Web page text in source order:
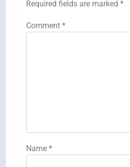
Required fields are marked *
Comment *
Name *